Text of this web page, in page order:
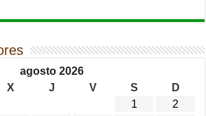
agosto 2026
X J V S
D
1
2